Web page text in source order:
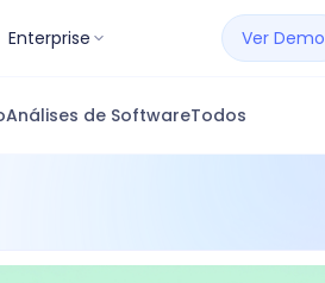
Enterprise Ver Demo
Análises de SoftwareTodos